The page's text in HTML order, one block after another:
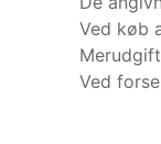
Ved køb
Ved